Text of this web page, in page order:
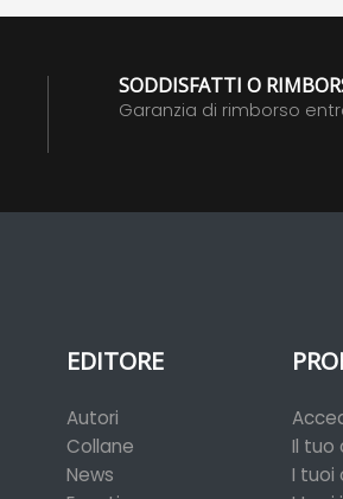
SODDISFATTI O
Garanzia di rimborso
EDITORE
Autori
Collane
News
Il tuo
I tuoi